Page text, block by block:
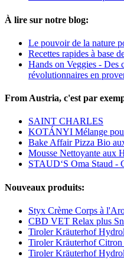
À lire sur notre blog:
Le pouvoir de la nature
Recettes rapides à base
Hands on Veggies - Des
révolutionnaires en
From Austria, c'est par
SAINT CHARLES
KOTÁNYI Mélange
Bake Affair Pizza Bio
Mousse Nettoyante aux
STAUD‘S Oma Staud -
Nouveaux produits:
Styx Crème Corps à
CBD VET Relax plus
Tiroler Kräuterhof
Tiroler Kräuterhof Citron
Tiroler Kräuterhof